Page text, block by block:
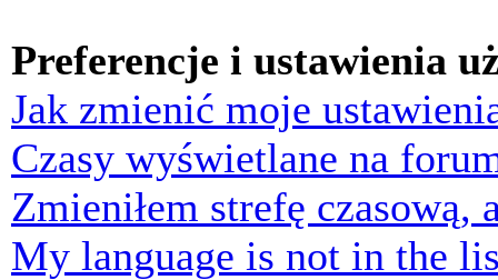
Preferencje i ustawienia
Jak zmienić moje
Czasy wyświetlane na
Zmieniłem strefę czasową,
My language is not in the